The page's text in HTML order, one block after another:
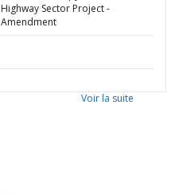
Highway Sector Project -
Amendment
Voir la suite